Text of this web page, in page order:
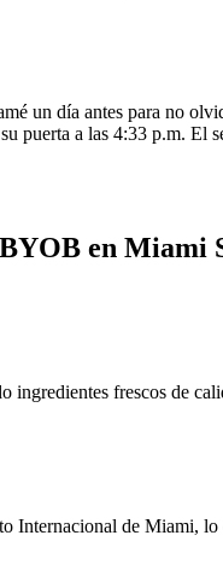
un día antes para no
puerta a las 4:33 p.m.
en Miami
frescos de
de Miami,